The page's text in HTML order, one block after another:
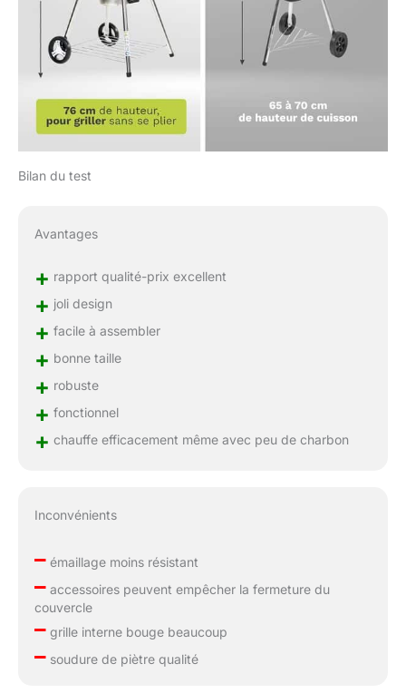
Bilan du test
Avantages
+ rapport qualité-prix excellent
+ joli design
+ facile à assembler
+ bonne taille
+ robuste
+ fonctionnel
+ chauffe efficacement même avec peu de charbon
Inconvénients
–émaillage moins résistant
–accessoires peuvent empêcher la fermeture du
couvercle
–grille interne bouge beaucoup
–soudure de piètre qualité